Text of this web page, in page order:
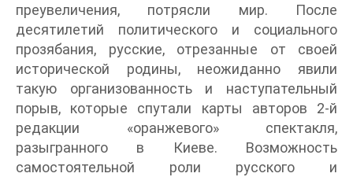
преувеличения, потрясли мир. После
десятилетий политического и социального
прозябания, русские, отрезанные от своей
исторической родины, неожиданно явили
такую организованность и наступательный
порыв, которые спутали карты авторов 2-й
редакции «оранжевого» спектакля,
разыгранного в Киеве. Возможность
самостоятельной роли русского и